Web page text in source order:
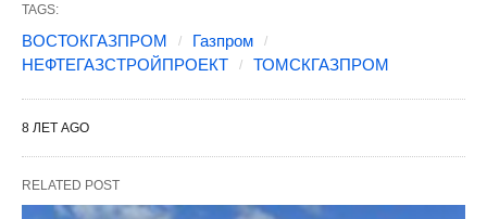
TAGS:
ВОСТОКГАЗПРОМ
Газпром
НЕФТЕГАЗСТРОЙПРОЕКТ
ТОМСКГАЗПРОМ
8 ЛЕТ AGO
RELATED POST